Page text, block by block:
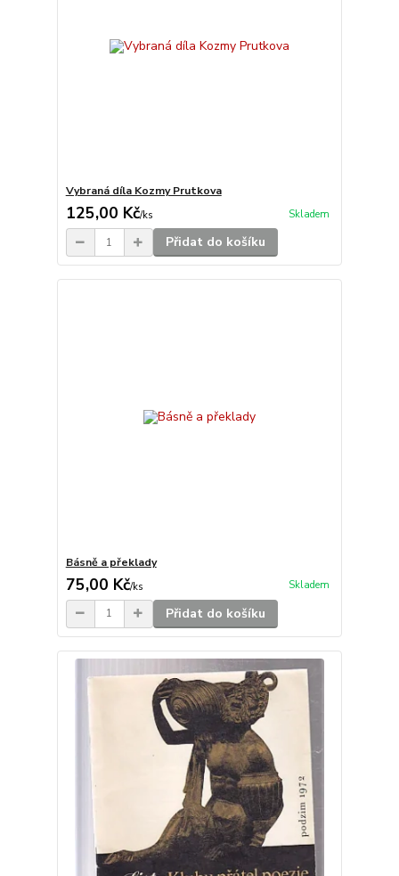
Vybraná díla Kozmy Prutkova
125,00 Kč/ks Skladem
Přidat do košíku
Básně a překlady
75,00 Kč/ks Skladem
Přidat do košíku